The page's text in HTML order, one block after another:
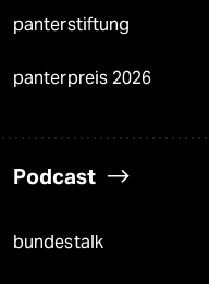
panterstiftung
panterpreis 2026
Podcast
bundestalk